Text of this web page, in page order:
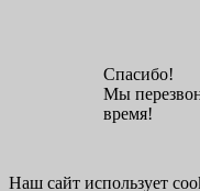
Спасибо!
Мы
время!
Наш сайт использует